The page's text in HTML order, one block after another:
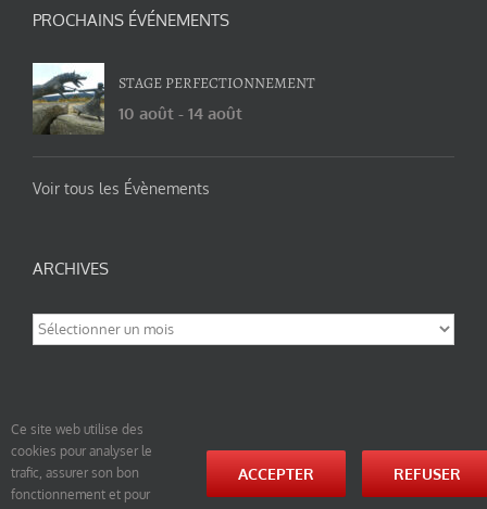
PROCHAINS ÉVÉNEMENTS
STAGE PERFECTIONNEMENT
10 août - 14 août
Voir tous les Évènements
ARCHIVES
Archives
© tao-yin.co © TAO-YIN.fr Georges Charles, Hormis les pages https://tao-yin.fr/georges-charles/
et https://tao-yin.fr/san-yiquan-le-poing-des-trois-harmonies/ sous licence Creative Commons
Paternité-Partage des Conditions Initiales à l’Identique 3.0 Unported (photos de ces pages non
Ce site web utilise des
cookies pour analyser le
trafic, assurer son bon
fonctionnement et pour
ACCEPTER REFUSER